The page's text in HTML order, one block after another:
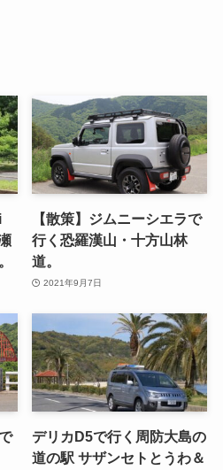
【散策】ジムニーシエラで
行く恐羅漢山・十方山林
道。
2021年9月7日
デリカD5で行く周防大島の
道の駅 サザンセトとうわ＆